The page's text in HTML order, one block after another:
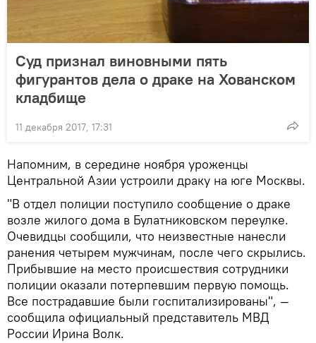
Суд признал виновными пять
фигурантов дела о драке на Хованском
кладбище
11 декабря 2017, 17:31
Напомним, в середине ноября уроженцы
Центральной Азии устроили драку на юге Москвы.
"В отдел полиции поступило сообщение о драке
возле жилого дома в Булатниковском переулке.
Очевидцы сообщили, что неизвестные нанесли
ранения четырем мужчинам, после чего скрылись.
Прибывшие на место происшествия сотрудники
полиции оказали потерпевшим первую помощь.
Все пострадавшие были госпитализированы", —
сообщила официальный представитель МВД
России Ирина Волк.